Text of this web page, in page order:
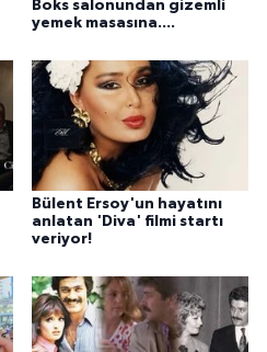
Boks salonundan gizemli
yemek masasına....
Bülent Ersoy'un hayatını
anlatan 'Diva' filmi startı
veriyor!